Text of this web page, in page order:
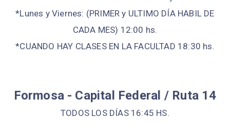
*Lunes y Viernes: (PRIMER y ULTIMO DÍA HABIL DE
CADA MES) 12:00 hs.
*CUANDO HAY CLASES EN LA FACULTAD 18:30 hs.
Formosa - Capital Federal / Ruta 14
TODOS LOS DÍAS 16:45 HS.